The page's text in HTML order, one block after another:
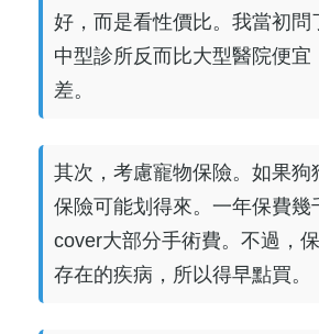
好，而是看性價比。我當初問
中型診所反而比大型醫院便宜
差。
其次，考慮寵物保險。如果狗
保險可能划得來。一年保費幾
cover大部分手術費。不過，
存在的疾病，所以得早點買。